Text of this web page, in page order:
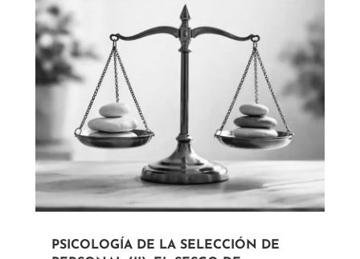
PSICOLOGÍA DE LA SELECCIÓN DE